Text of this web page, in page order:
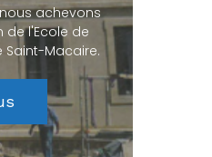
achevons
de l'Ecole de
Macaire.